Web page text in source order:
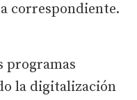
correspondiente.
programas
la digitalización